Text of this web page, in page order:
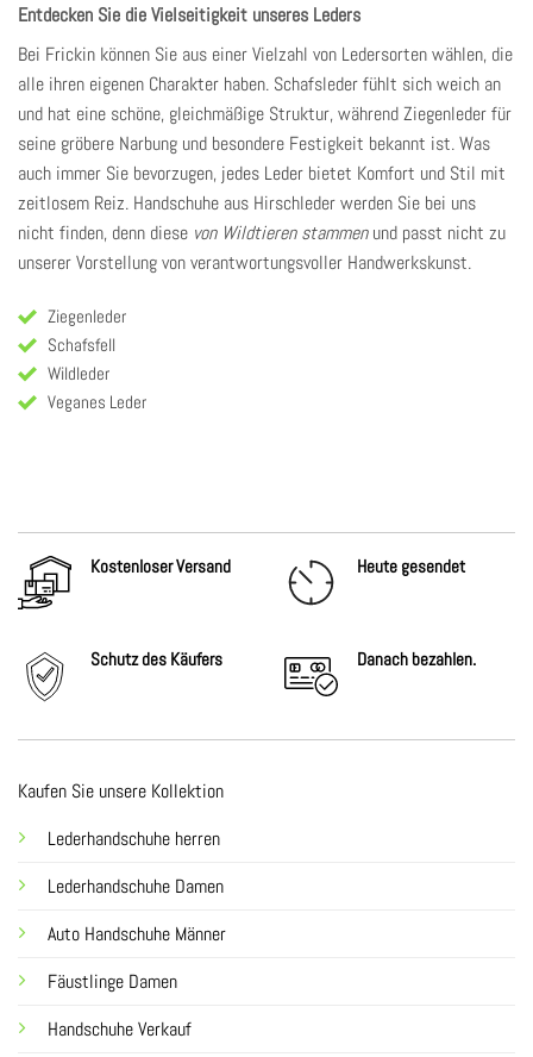
Entdecken Sie die Vielseitigkeit unseres Leders
Bei Frickin können Sie aus einer Vielzahl von Ledersorten wählen, die
alle ihren eigenen Charakter haben. Schafsleder fühlt sich weich an
und hat eine schöne, gleichmäßige Struktur, während Ziegenleder für
seine gröbere Narbung und besondere Festigkeit bekannt ist. Was
auch immer Sie bevorzugen, jedes Leder bietet Komfort und Stil mit
zeitlosem Reiz. Handschuhe aus Hirschleder werden Sie bei uns
nicht finden, denn diese von Wildtieren stammenund passt nicht zu
unserer Vorstellung von verantwortungsvoller Handwerkskunst.
Ziegenleder
Schafsfell
Wildleder
Veganes Leder
Kostenloser Versand Heute gesendet
Schutz des Käufers Danachbezahlen.
Kaufen Sie unsere Kollektion
Lederhandschuhe herren
Lederhandschuhe Damen
Auto Handschuhe Männer
Fäustlinge Damen
Handschuhe Verkauf